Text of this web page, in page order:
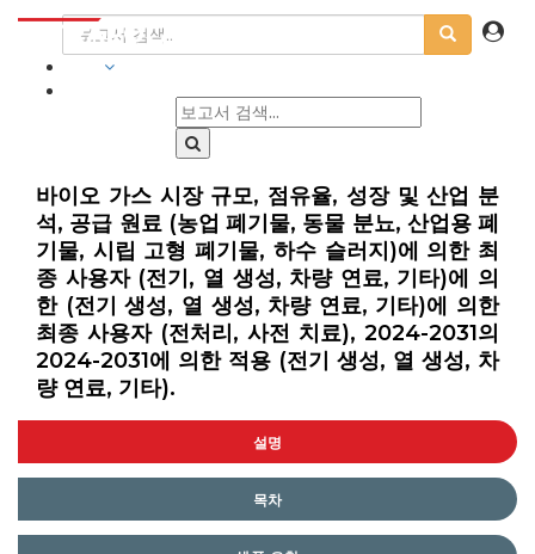
바이오 가스 시장 규모, 점유율, 성장 및 산업 분
석, 공급 원료 (농업 폐기물, 동물 분뇨, 산업용 폐
기물, 시립 고형 폐기물, 하수 슬러지)에 의한 최
종 사용자 (전기, 열 생성, 차량 연료, 기타)에 의
한 (전기 생성, 열 생성, 차량 연료, 기타)에 의한
최종 사용자 (전처리, 사전 치료), 2024-2031의
2024-2031에 의한 적용 (전기 생성, 열 생성, 차
량 연료, 기타).
설명
목차